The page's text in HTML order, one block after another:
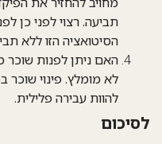
תביעה. רצוי לפני כן
הסיטואציה הזו ללא
האם ניתן לפנות
לא מומלץ. פינוי שוכר
להוות עבירה פלילית.
לסיכום